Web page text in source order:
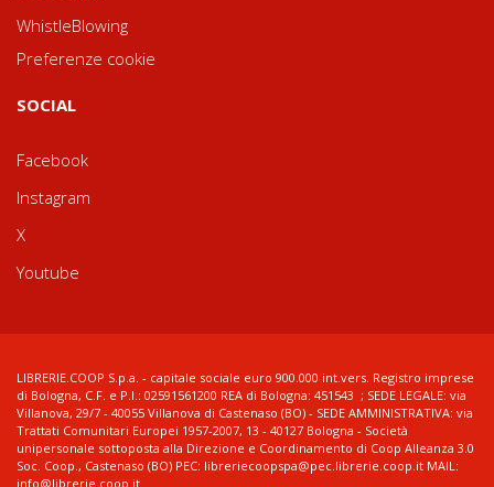
WhistleBlowing
Preferenze cookie
SOCIAL
Facebook
Instagram
X
Youtube
LIBRERIE.COOP S.p.a. - capitale sociale euro 900.000 int.vers. Registro imprese
di Bologna, C.F. e P.I.: 02591561200 REA di Bologna: 451543 ; SEDE LEGALE: via
Villanova, 29/7 - 40055 Villanova di Castenaso (BO) - SEDE AMMINISTRATIVA: via
Trattati Comunitari Europei 1957-2007, 13 - 40127 Bologna - Società
unipersonale sottoposta alla Direzione e Coordinamento di Coop Alleanza 3.0
Soc. Coop., Castenaso (BO) PEC: libreriecoopspa@pec.librerie.coop.it MAIL:
info@librerie.coop.it